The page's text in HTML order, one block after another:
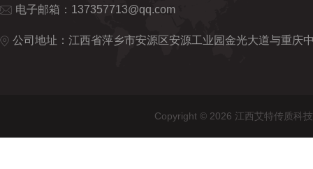
电子邮箱： 137357713@qq.com
公司地址：江西省萍乡市安源区安源工业园金光大道与重庆
Copyright © 2026 江西艾特传质科